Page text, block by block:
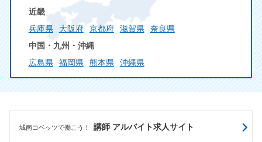
近畿
兵庫県
大阪府 京都府 滋賀県
奈良県
中国・九州・沖縄
広島県
福岡県 熊本県 沖縄県
城南コベッツで働こう！ 講師 アルバイト求人サイト